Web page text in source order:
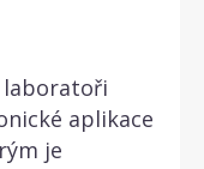
laboratoři
aplikace
je